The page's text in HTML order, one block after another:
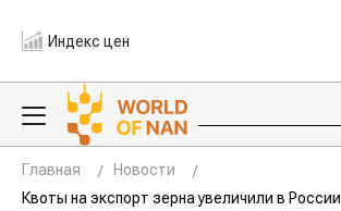
Индекс цен
Главная
Новости
Квоты на экспорт зерна увеличили в России